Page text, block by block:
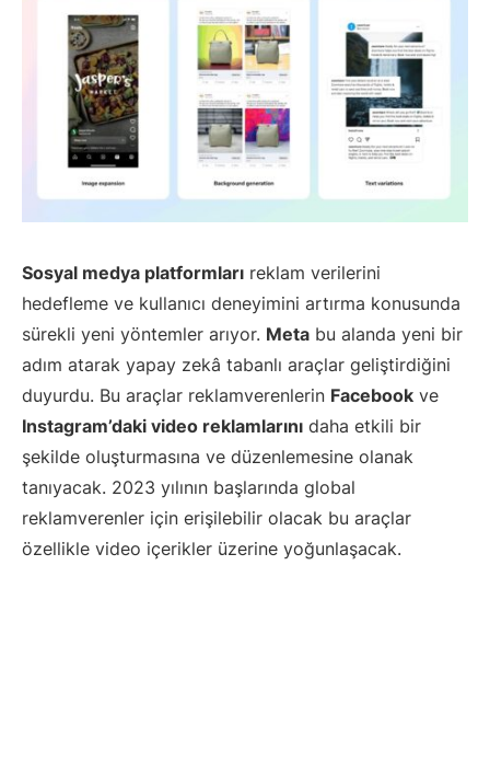
Sosyal medya platformları reklam verilerini
hedefleme ve kullanıcı deneyimini artırma konusunda
sürekli yeni yöntemler arıyor. Meta bu alanda yeni bir
adım atarak yapay zekâ tabanlı araçlar geliştirdiğini
duyurdu. Bu araçlar reklamverenlerin Facebook ve
Instagram’daki video reklamlarını daha etkili bir
şekilde oluşturmasına ve düzenlemesine olanak
tanıyacak. 2023 yılının başlarında global
reklamverenler için erişilebilir olacak bu araçlar
özellikle video içerikler üzerine yoğunlaşacak.